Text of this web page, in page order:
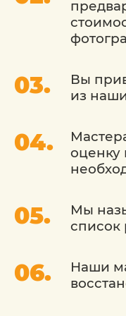
Инструкцией
Hyundai
специальные
дефектов и
крыла машины.
подразумевает:
работ или таят
результате
скрытых
Вы
из
оценку
Мы
список
Наши